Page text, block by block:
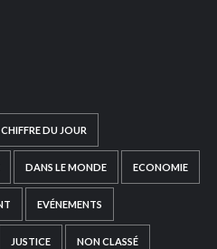
CHIFFRE DU JOUR
DANS LE MONDE ECONOMIE
EVÉNEMENTS
JUSTICE NON CLASSÉ